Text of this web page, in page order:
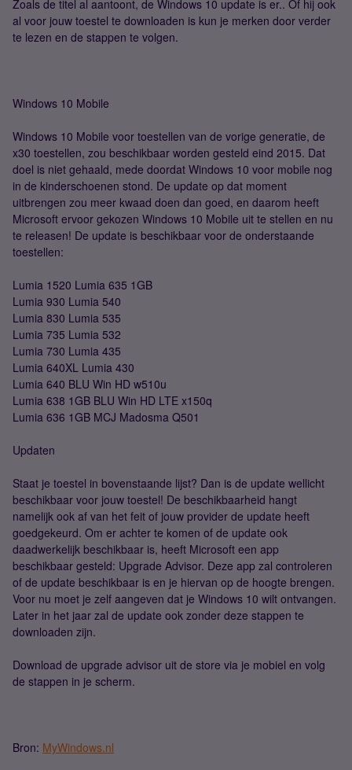
Zoals de titel al aantoont, de Windows 10 update is er.. Of hij ook
al voor jouw toestel te downloaden is kun je merken door verder
te lezen en de stappen te volgen.
Windows 10 Mobile
Windows 10 Mobile voor toestellen van de vorige generatie, de
x30 toestellen, zou beschikbaar worden gesteld eind 2015. Dat
doel is niet gehaald, mede doordat Windows 10 voor mobile nog
in de kinderschoenen stond. De update op dat moment
uitbrengen zou meer kwaad doen dan goed, en daarom heeft
Microsoft ervoor gekozen Windows 10 Mobile uit te stellen en nu
te releasen! De update is beschikbaar voor de onderstaande
toestellen:
Lumia 1520 Lumia 635 1GB
Lumia 930 Lumia 540
Lumia 830 Lumia 535
Lumia 735 Lumia 532
Lumia 730 Lumia 435
Lumia 640XL Lumia 430
Lumia 640 BLU Win HD w510u
Lumia 638 1GB BLU Win HD LTE x150q
Lumia 636 1GB MCJ Madosma Q501
Updaten
Staat je toestel in bovenstaande lijst? Dan is de update wellicht
beschikbaar voor jouw toestel! De beschikbaarheid hangt
namelijk ook af van het feit of jouw provider de update heeft
goedgekeurd. Om er achter te komen of de update ook
daadwerkelijk beschikbaar is, heeft Microsoft een app
beschikbaar gesteld: Upgrade Advisor. Deze app zal controleren
of de update beschikbaar is en je hiervan op de hoogte brengen.
Voor nu moet je zelf aangeven dat je Windows 10 wilt ontvangen.
Later in het jaar zal de update ook zonder deze stappen te
downloaden zijn.
Download de upgrade advisor uit de store via je mobiel en volg
de stappen in je scherm.
Bron: MyWindows.nl